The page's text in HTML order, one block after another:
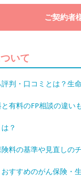
ご契約者
いて
判・口コミとは？生
有料のFP相談の違い
？
料の基準や見直しの
すすめのがん保険・